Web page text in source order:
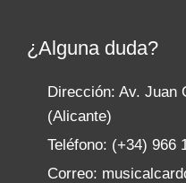
¿Alguna duda?
Dirección: Av. Juan
(Alicante)
Teléfono: (+34) 966
Correo: